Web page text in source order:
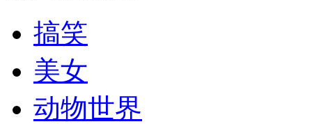
搞笑
美女
动物世界